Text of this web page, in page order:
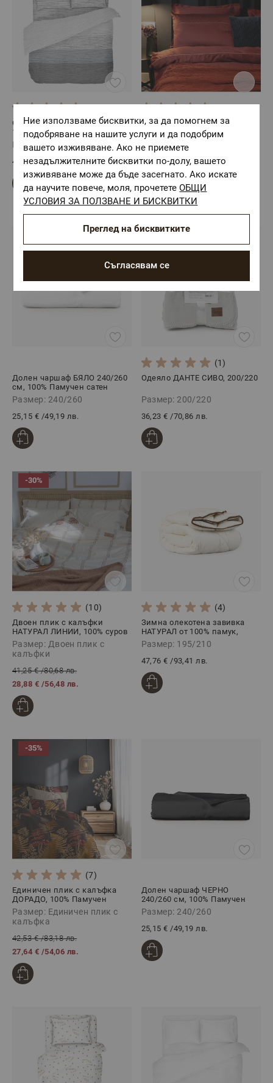
Сиво Спално Бельо МИСТ,
100% Памук Ранфорс, 4 части
Размер: Двоен комплект
45,87 €/89,71 лв.
Луксозно спално бельо
памучен сатен с паспел 2
части, ДЖИНДЖЪР
Размер: Единичен плик с
калъфка
42,53 € /83,18 лв.
Долен чаршаф БЯЛО 240/260
см, 100% Памучен сатен
Размер: 240/260
25,15 € /49,19 лв.
(1)
Одеяло ДАНТЕ СИВО, 200/220
Размер: 200/220
36,23 € /70,86 лв.
-30%
(10)
Двоен плик с калъфки
НАТУРАЛ ЛИНИИ, 100% суров
памук, 3 части
Размер: Двоен плик с
калъфки
41,25 €/80,68 лв.
28,88 € /56,48 лв.
(4)
Зимна олекотена завивка
НАТУРАЛ от 100% памук,
195/210
Размер: 195/210
47,76 € /93,41 лв.
-35%
(7)
Единичен плик с калъфка
ДОРАДО, 100% Памучен
сатен, 2 части
Размер: Единичен плик с
калъфка
42,53 €/83,18 лв.
27,64 € /54,06 лв.
Долен чаршаф ЧЕРНО
240/260 см, 100% Памучен
сатен
Размер: 240/260
25,15 € /49,19 лв.
Ние използваме бисквитки, за да помогнем за
подобряване на нашите услуги и да подобрим
вашето изживяване. Ако не приемете
незадължителните бисквитки по-долу, вашето
изживяване може да бъде засегнато. Ако искате
да научите повече, моля, прочететеОБЩИ
УСЛОВИЯ ЗА ПОЛЗВАНЕ И БИСКВИТКИ
Съгласявам се
Преглед на бисквитките